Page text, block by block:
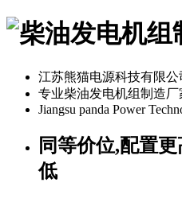
江苏熊猫电源科技有限公
专业柴油发电机组制造厂
Jiangsu panda Power
同等价位,配置
低